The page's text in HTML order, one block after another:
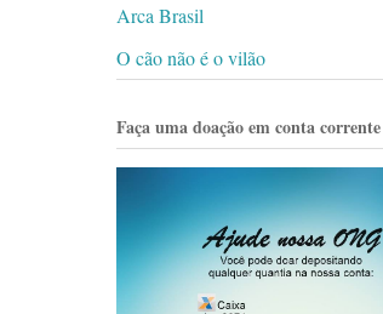
Arca Brasil
O cão não é o vilão
Faça uma doação em conta corrente